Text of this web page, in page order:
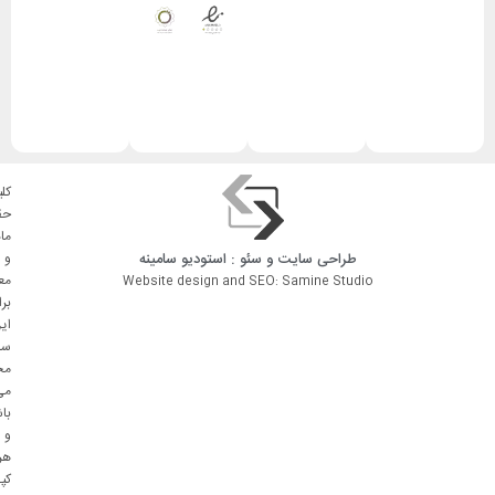
طراحی سایت و سئو : استودیو سامینه
Website design and SEO: Samine Studio
و
و